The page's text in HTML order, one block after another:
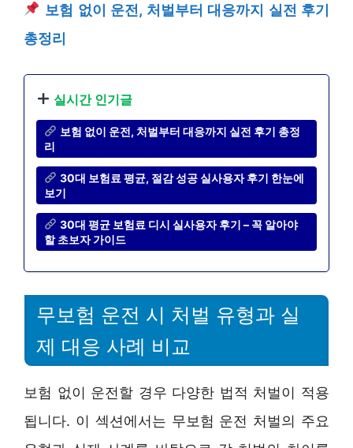
보험 없이 운전, 처벌부터 대응까지 실전 후기
총정리
실시간 인기글
보험 없이 운전, 처벌부터 대응까지 실전 후기 총정
리
30대 보험료 평균, 절감 성공 실사용자 후기 한눈에
보기
30대 평균 보험료 디시 실사용자 후기 – 꼭 알아야
할 초보자 가이드
무보험 운전 시 처벌 유형과 실
제 대응 사례 비교
보험 없이 운전할 경우 다양한 법적 처벌이 적용
됩니다. 이 섹션에서는 무보험 운전 처벌의 주요